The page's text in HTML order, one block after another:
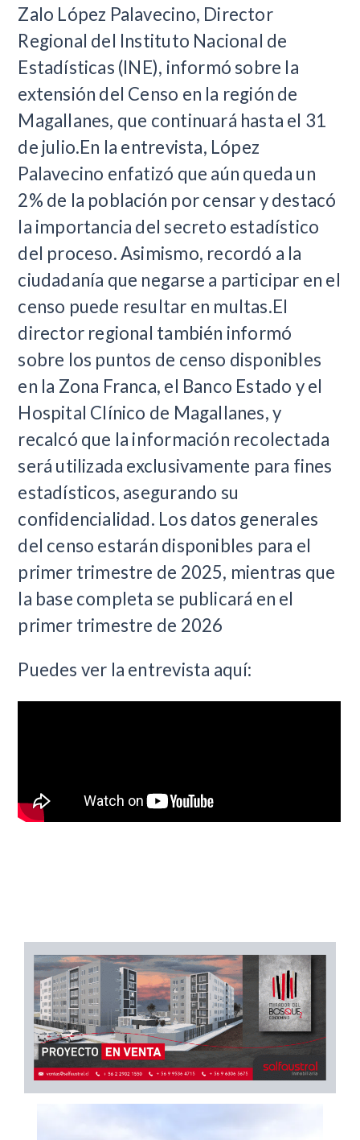
Zalo López Palavecino, Director
Regional del Instituto Nacional de
Estadísticas (INE), informó sobre la
extensión del Censo en la región de
Magallanes, que continuará hasta el 31
de julio.En la entrevista, López
Palavecino enfatizó que aún queda un
2% de la población por censar y destacó
la importancia del secreto estadístico
del proceso. Asimismo, recordó a la
ciudadanía que negarse a participar en el
censo puede resultar en multas.El
director regional también informó
sobre los puntos de censo disponibles
en la Zona Franca, el Banco Estado y el
Hospital Clínico de Magallanes, y
recalcó que la información recolectada
será utilizada exclusivamente para fines
estadísticos, asegurando su
confidencialidad. Los datos generales
del censo estarán disponibles para el
primer trimestre de 2025, mientras que
la base completa se publicará en el
primer trimestre de 2026
Puedes ver la entrevista aquí: